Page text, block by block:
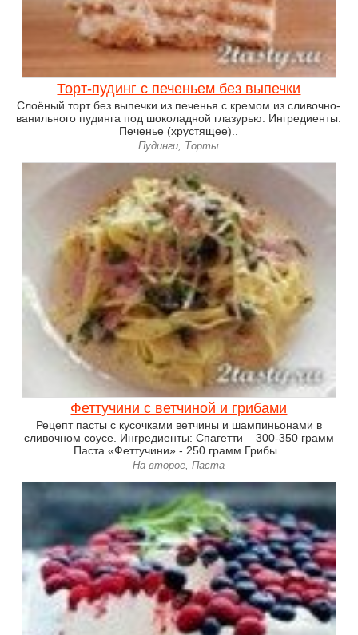
Торт-пудинг с печеньем без выпечки
Слоёный торт без выпечки из печенья с кремом из сливочно-
ванильного пудинга под шоколадной глазурью. Ингредиенты:
Печенье (хрустящее)..
Пудинги, Торты
Феттучини с ветчиной и грибами
Рецепт пасты с кусочками ветчины и шампиньонами в
сливочном соусе. Ингредиенты: Спагетти – 300-350 грамм
Паста «Феттучини» - 250 грамм Грибы..
На второе, Паста